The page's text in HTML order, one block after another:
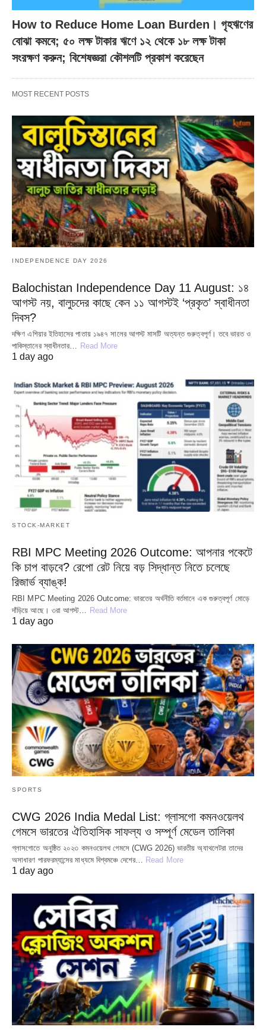
How to Reduce Home Loan Burden। গৃহঋণের
বোঝা কমবে; ৫০ লক্ষ টাকার ঋণে ১২ থেকে ১৮ লক্ষ টাকা
সংরক্ষণ করুন; বিশেষজ্ঞরা কৌশলটি প্রকাশ করেছেন
MOST RECENT POSTS
INDEPENDENCE DAY 2026
Balochistan Independence Day 11 August: ১৪
আগস্ট নয়, বালুচদের কাছে কেন ১১ আগস্টই ‘প্রকৃত’ স্বাধীনতা
দিবস?
দক্ষিণ এশিয়ার ইতিহাসের পাতায় ১৯৪৭ সালের আগস্ট মাসটি অত্যন্ত গুরুত্বপূর্ণ। তবে ভারত ও
পাকিস্তানের স্বাধীনতার… Read More
1 day ago
STOCK-MARKET
RBI MPC Meeting 2026 Outcome: আপনার পকেটে
কি চাপ বাড়বে? রেপো রেট নিয়ে বড় সিদ্ধান্ত নিতে চলেছে
রিজার্ভ ব্যাঙ্ক!
RBI MPC Meeting 2026 Outcome: ভারতের অর্থনীতি বর্তমানে এক গুরুত্বপূর্ণ মোড়ে
দাঁড়িয়ে আছে। ৩রা আগস্ট…
Read More
1 day ago
SPORTS
CWG 2026 India Medal List: গ্লাসগো কমনওয়েলথ
গেমসে ভারতের ঐতিহাসিক সাফল্য ও সম্পূর্ণ মেডেল তালিকা
গ্লাসগোতে অনুষ্ঠিত ২০২৩ কমনওয়েলথ গেমসে (CWG 2026) ভারতীয় অ্যাথলেটরা তাদের
অসাধারণ পারফরম্যান্সের মাধ্যমে বিশ্বমঞ্চে দেশের… Read More
1 day ago